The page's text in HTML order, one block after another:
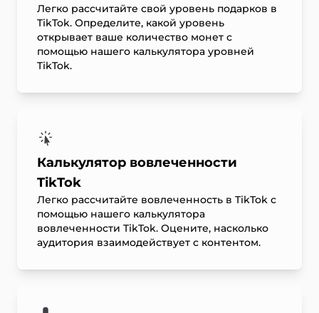
Легко рассчитайте свой уровень подарков в
TikTok. Определите, какой уровень
открывает ваше количество монет с
помощью нашего калькулятора уровней
TikTok.
Калькулятор вовлеченности
TikTok
Легко рассчитайте вовлеченность в TikTok с
помощью нашего калькулятора
вовлеченности TikTok. Оцените, насколько
аудитория взаимодействует с контентом.